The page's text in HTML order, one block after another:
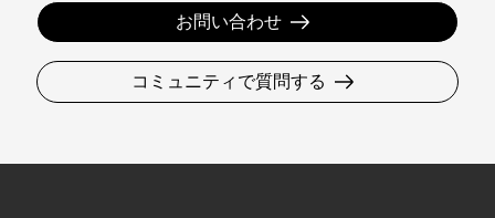
お問い合わせ
コミュニティで質問する